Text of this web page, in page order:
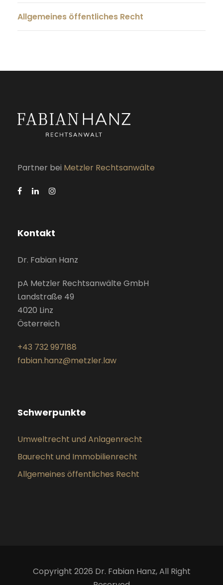
Allgemeines öffentliches Recht
Partner bei Metzler Rechtsanwälte
Kontakt
Dr. Fabian Hanz
pA Metzler Rechtsanwälte GmbH
Landstraße 49
4020 Linz
Österreich
+43 732 997188
fabian.hanz@metzler.law
Schwerpunkte
Umweltrecht und Anlagenrecht
Baurecht und Immobilienrecht
Allgemeines öffentliches Recht
Copyright 2026 Dr. Fabian Hanz, All Right